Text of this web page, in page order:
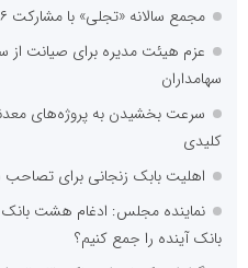
مجمع سالانه «تجلی» با مشارکت ۹۶ درصدی سهامداران برگزار شد
عزم هیئت مدیره برای صیانت از
سهامداران
سرعت بخشیدن به پروژه‌های
کلیدی
اهلیت بابک زنجانی برای تصاحب
نماینده مجلس: ادغام هشت
بانک آینده را جمع کنیم؟